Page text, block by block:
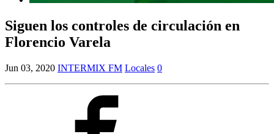
Siguen los controles de circulación en
Florencio Varela
Jun 03, 2020 INTERMIX FM Locales 0